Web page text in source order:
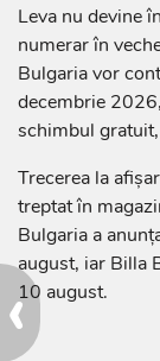
‹
Leva nu devine
numerar în
Bulgaria vor
decembrie
schimbul
Trecerea la
treptat în
Bulgaria a
august, iar Billa
10 august.